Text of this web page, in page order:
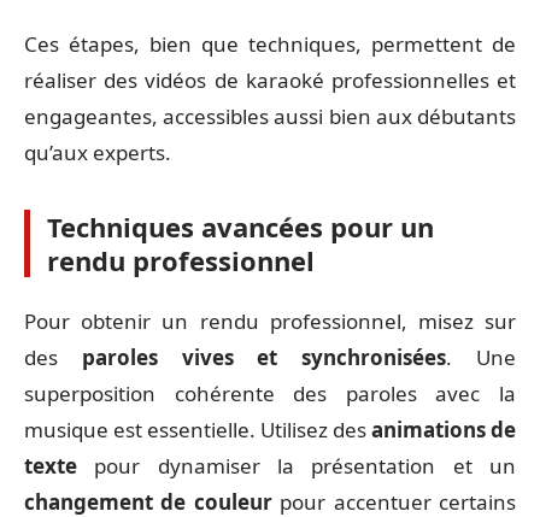
Ces étapes, bien que techniques, permettent de
réaliser des vidéos de karaoké professionnelles et
engageantes, accessibles aussi bien aux débutants
qu’aux experts.
Techniques avancées pour un
rendu professionnel
Pour obtenir un rendu professionnel, misez sur
des paroles vives et synchronisées. Une
superposition cohérente des paroles avec la
musique est essentielle. Utilisez desanimations de
texte pour dynamiser la présentation et un
changement de couleurpour accentuer certains